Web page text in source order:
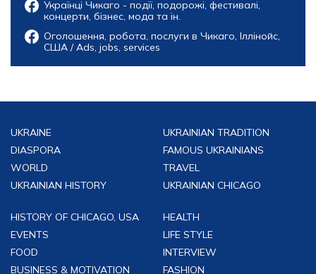
Українці Чикаго - події, подорожі, фестивалі,
концерти, бізнес, мода та ін.
Оголошення, робота, послуги в Чикаго, Іллінойс,
США / Ads, jobs, services
UKRAINE
DIASPORA
WORLD
UKRAINIAN HISTORY
UKRAINIAN TRADITION
FAMOUS UKRAINIANS
TRAVEL
UKRAINIAN CHICAGO
HISTORY OF CHICAGO, USA
EVENTS
FOOD
BUSINESS & MOTIVATION
HEALTH
LIFE STYLE
INTERVIEW
FASHION